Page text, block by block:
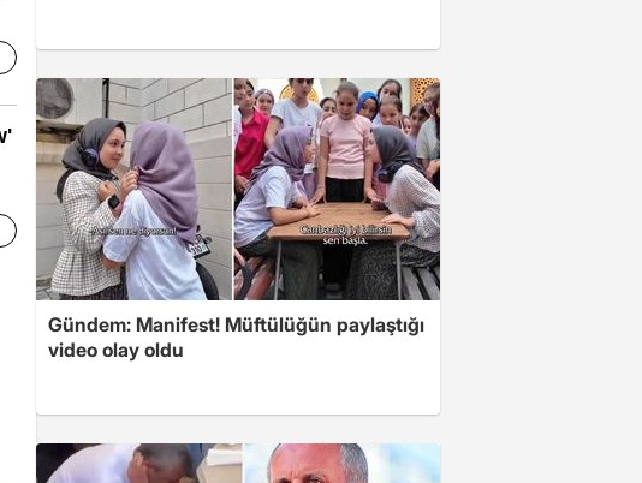
Gündem: Manifest! Müftülüğün paylaştığı
video olay oldu